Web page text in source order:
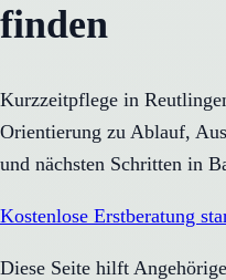
finden
Kurzzeitpflege in
Orientierung zu Ablauf,
und nächsten Schritten in
Kostenlose Erstberatung
Diese Seite hilft